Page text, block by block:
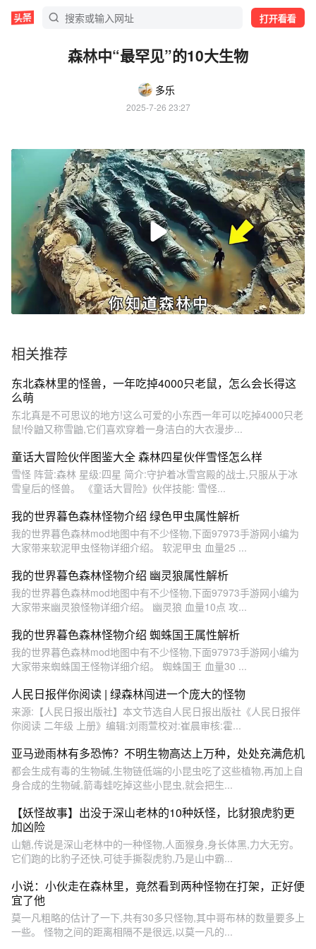
打开看看
森林中“最罕见”的10大生物
多乐
2025-7-26 23:27
相关推荐
东北森林里的怪兽，一年吃掉4000只老鼠，怎么会长得这
么萌
东北真是不可思议的地方!这么可爱的小东西一年可以吃掉4000只老
鼠!伶鼬又称雪鼬,它们喜欢穿着一身洁白的大衣漫步...
童话大冒险伙伴图鉴大全 森林四星伙伴雪怪怎么样
雪怪 阵营:森林 星级:四星 简介:守护着冰雪宫殿的战士,只服从于冰
雪皇后的怪兽。 《童话大冒险》伙伴技能: 雪怪...
我的世界暮色森林怪物介绍 绿色甲虫属性解析
我的世界暮色森林mod地图中有不少怪物,下面97973手游网小编为
大家带来软泥甲虫怪物详细介绍。 软泥甲虫 血量25 ...
我的世界暮色森林怪物介绍 幽灵狼属性解析
我的世界暮色森林mod地图中有不少怪物,下面97973手游网小编为
大家带来幽灵狼怪物详细介绍。 幽灵狼 血量10点 攻...
我的世界暮色森林怪物介绍 蜘蛛国王属性解析
我的世界暮色森林mod地图中有不少怪物,下面97973手游网小编为
大家带来蜘蛛国王怪物详细介绍。 蜘蛛国王 血量30 ...
人民日报伴你阅读 | 绿森林闯进一个庞大的怪物
来源:【人民日报出版社】本文节选自人民日报出版社《人民日报伴
你阅读 二年级 上册》编辑:刘雨萱校对:崔晨审核:霍...
亚马逊雨林有多恐怖？不明生物高达上万种，处处充满危机
都会生成有毒的生物碱,生物链低端的小昆虫吃了这些植物,再加上自
身合成的生物碱,箭毒蛙吃掉这些小昆虫,就会把生...
【妖怪故事】出没于深山老林的10种妖怪，比豺狼虎豹更
加凶险
山魈,传说是深山老林中的一种怪物,人面猴身,身长体黑,力大无穷。
它们跑的比豹子还快,可徒手撕裂虎豹,乃是山中霸...
小说：小伙走在森林里，竟然看到两种怪物在打架，正好便
宜了他
莫一凡粗略的估计了一下,共有30多只怪物,其中哥布林的数量要多上
一些。 怪物之间的距离相隔不是很远,以莫一凡的...